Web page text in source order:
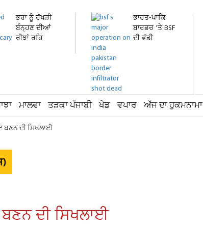
ਭਰਾ ਨੂੰ ਰੱਖੜੀ
ਬੰਨ੍ਹਣ ਦੀਆਂ
ਰੀਝਾਂ ਰਹਿ
ਭਾਰਤ-ਪਾਕਿ
ਬਾਰਡਰ 'ਤੇ BSF
ਦੀ ਵੱਡੀ
ਮਾਲਵਾ ਤੜਕਾ ਪੰਜਾਬੀ ਖੇਡ ਵਪਾਰ ਅੱਜ ਦਾ ਹੁਕਮਨਾਮਾ
ਬਣਨ ਦੀ ਸਿਖਲਾਈ
ਬਣਨ ਦੀ ਸਿਖਲਾਈ